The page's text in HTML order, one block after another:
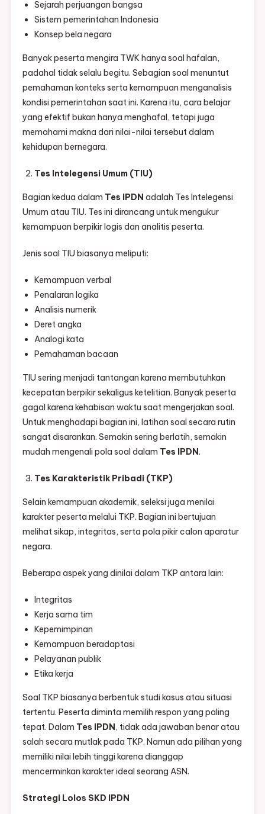
Sejarah perjuangan bangsa
Sistem pemerintahan Indonesia
Konsep bela negara
Banyak peserta mengira TWK hanya soal hafalan,
padahal tidak selalu begitu. Sebagian soal menuntut
pemahaman konteks serta kemampuan menganalisis
kondisi pemerintahan saat ini. Karena itu, cara belajar
yang efektif bukan hanya menghafal, tetapi juga
memahami makna dari nilai-nilai tersebut dalam
kehidupan bernegara.
Tes Intelegensi Umum (TIU)
Bagian kedua dalam Tes IPDN adalah Tes Intelegensi
Umum atau TIU. Tes ini dirancang untuk mengukur
kemampuan berpikir logis dan analitis peserta.
Jenis soal TIU biasanya meliputi:
Kemampuan verbal
Penalaran logika
Analisis numerik
Deret angka
Analogi kata
Pemahaman bacaan
TIU sering menjadi tantangan karena membutuhkan
kecepatan berpikir sekaligus ketelitian. Banyak peserta
gagal karena kehabisan waktu saat mengerjakan soal.
Untuk menghadapi bagian ini, latihan soal secara rutin
sangat disarankan. Semakin sering berlatih, semakin
mudah mengenali pola soal dalam Tes IPDN.
Tes Karakteristik Pribadi (TKP)
Selain kemampuan akademik, seleksi juga menilai
karakter peserta melalui TKP. Bagian ini bertujuan
melihat sikap, integritas, serta pola pikir calon aparatur
negara.
Beberapa aspek yang dinilai dalam TKP antara lain:
Integritas
Kerja sama tim
Kepemimpinan
Kemampuan beradaptasi
Pelayanan publik
Etika kerja
Soal TKP biasanya berbentuk studi kasus atau situasi
tertentu. Peserta diminta memilih respon yang paling
tepat. Dalam Tes IPDN, tidak ada jawaban benar atau
salah secara mutlak pada TKP. Namun ada pilihan yang
memiliki nilai lebih tinggi karena dianggap
mencerminkan karakter ideal seorang ASN.
Strategi Lolos SKD IPDN